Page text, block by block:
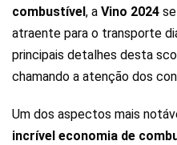
combustível , a Vino 2024
atraente para o transporte
principais detalhes desta
chamando a atenção dos
Um dos aspectos mais
incrível economia de